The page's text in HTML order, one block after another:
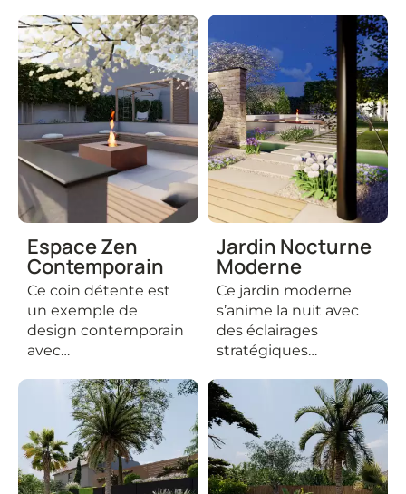
Espace Zen
Contemporain
Ce coin détente est
un exemple de
design contemporain
avec…
Jardin Nocturne
Moderne
Ce jardin moderne
s’anime la nuit avec
des éclairages
stratégiques…